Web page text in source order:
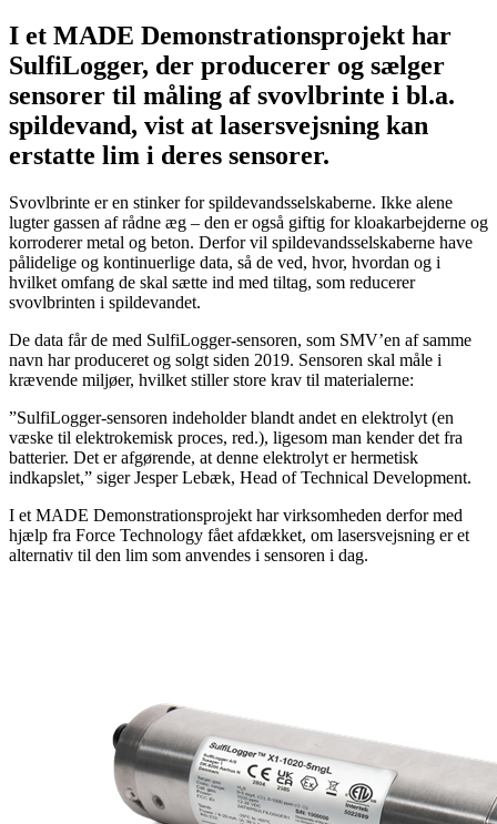
I et MADE Demonstrationsprojekt har
SulfiLogger, der producerer og sælger
sensorer til måling af svovlbrinte i bl.a.
spildevand, vist at lasersvejsning kan
erstatte lim i deres sensorer.
Svovlbrinte er en stinker for spildevandsselskaberne. Ikke alene
lugter gassen af rådne æg – den er også giftig for kloakarbejderne og
korroderer metal og beton. Derfor vil spildevandsselskaberne have
pålidelige og kontinuerlige data, så de ved, hvor, hvordan og i
hvilket omfang de skal sætte ind med tiltag, som reducerer
svovlbrinten i spildevandet.
De data får de med SulfiLogger-sensoren, som SMV’en af samme
navn har produceret og solgt siden 2019. Sensoren skal måle i
krævende miljøer, hvilket stiller store krav til materialerne:
”SulfiLogger-sensoren indeholder blandt andet en elektrolyt (en
væske til elektrokemisk proces, red.), ligesom man kender det fra
batterier. Det er afgørende, at denne elektrolyt er hermetisk
indkapslet,” siger Jesper Lebæk, Head of Technical Development.
I et MADE Demonstrationsprojekt har virksomheden derfor med
hjælp fra Force Technology fået afdækket, om lasersvejsning er et
alternativ til den lim som anvendes i sensoren i dag.